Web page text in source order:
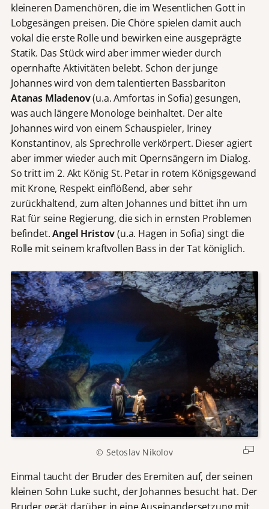
kleineren Damenchören, die im Wesentlichen Gott in
Lobgesängen preisen. Die Chöre spielen damit auch
vokal die erste Rolle und bewirken eine ausgeprägte
Statik. Das Stück wird aber immer wieder durch
opernhafte Aktivitäten belebt. Schon der junge
Johannes wird von dem talentierten Bassbariton
Atanas Mladenov(u.a. Amfortas in Sofia) gesungen,
was auch längere Monologe beinhaltet. Der alte
Johannes wird von einem Schauspieler, Iriney
Konstantinov, als Sprechrolle verkörpert. Dieser agiert
aber immer wieder auch mit Opernsängern im Dialog.
So tritt im 2. Akt König St. Petar in rotem Königsgewand
mit Krone, Respekt einflößend, aber sehr
zurückhaltend, zum alten Johannes und bittet ihn um
Rat für seine Regierung, die sich in ernsten Problemen
befindet.Angel Hristov(u.a. Hagen in Sofia) singt die
Rolle mit seinem kraftvollen Bass in der Tat königlich.
© Setoslav Nikolov
Einmal taucht der Bruder des Eremiten auf, der seinen
kleinen Sohn Luke sucht, der Johannes besucht hat. Der